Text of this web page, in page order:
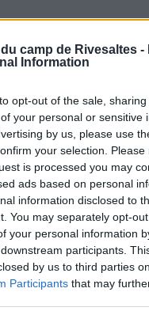
camp de Rivesaltes -
Information
opt-out of the sale,
your personal or sensitive
by us, please use
your selection.
is processed you may
ads based on personal
information disclosed to
You may separately opt-
your personal information
downstream participants.
by us to third parties
Participants that may
la ressource
et recevez
et les